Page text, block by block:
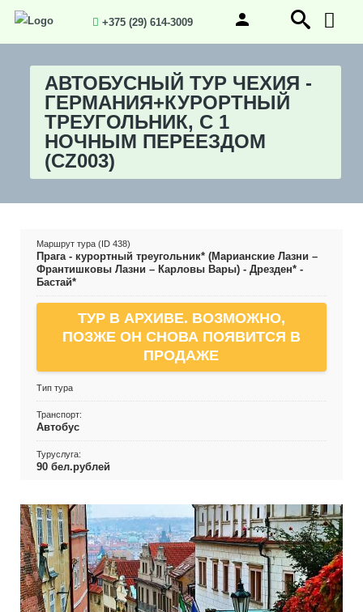
+375 (29) 614-3009
АВТОБУСНЫЙ ТУР ЧЕХИЯ -
ГЕРМАНИЯ+КУРОРТНЫЙ
ТРЕУГОЛЬНИК, С 1
НОЧНЫМ ПЕРЕЕЗДОМ
(CZ003)
Маршрут тура (ID 438)
Прага - курортный треугольник* (Марианские Лазни –
Франтишковы Лазни – Карловы Вары) - Дрезден* -
Бастай*
ТУР В АРХИВЕ. ВОЗМОЖНО,
ПОЗЖЕ ОН СНОВА ПОЯВИТСЯ В
ПРОДАЖЕ
Тип тура
Транспорт:
Автобус
Туруслуга:
90 бел.рублей